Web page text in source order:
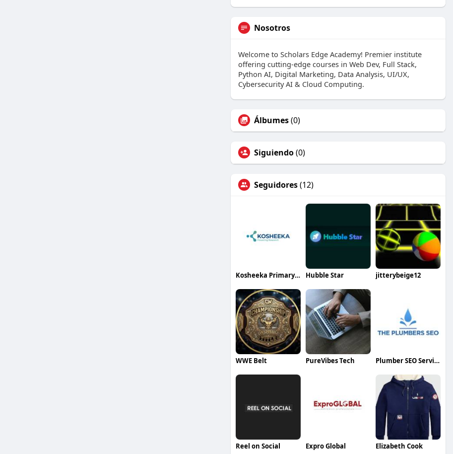
Nosotros
Welcome to Scholars Edge Academy! Premier institute
offering cutting-edge courses in Web Dev, Full Stack,
Python AI, Digital Marketing, Data Analysis, UI/UX,
Cybersecurity AI & Cloud Computing.
Álbumes(0)
Siguiendo(0)
Seguidores(12)
Kosheeka Primary Cells for Research Hubble Star jitterybeige12
WWE Belt PureVibes Tech Plumber SEO Services
Reel on Social Expro Global Elizabeth Cook